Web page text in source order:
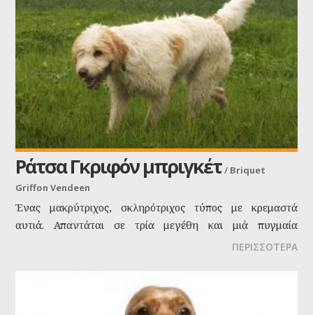
Ράτσα Γκριφόν μπριγκέτ /Briquet
Griffon Vendeen
Ένας μακρύτριχος, σκληρότριχος τύπος με κρεμαστά
αυτιά. Απαντάται σε τρία μεγέθη και μιά πυγμαία
παραλλαγή. Το μεσαίο μέγεθος είναι το πλέον
υπομανδύα. Τα χρώματα παρουσιάζουν εξαιρετική ποικιλία
ΠΕΡΙΣΣΟΤΕΡΑ